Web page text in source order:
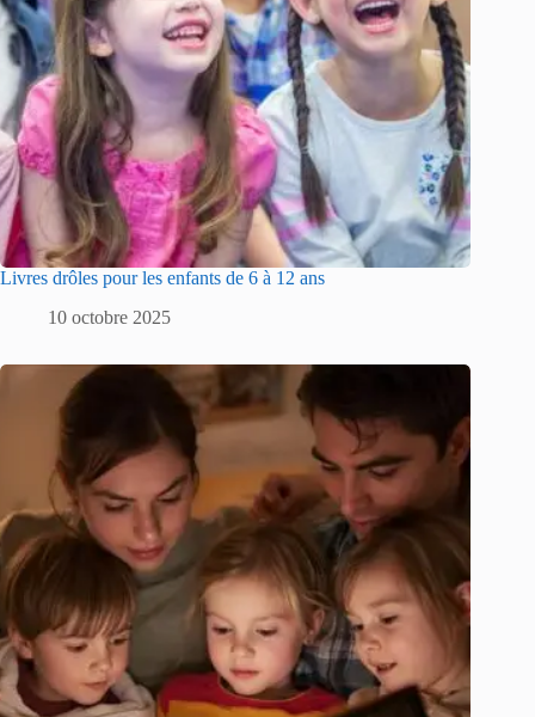
Livres drôles pour les enfants de 6 à 12 ans
10 octobre 2025